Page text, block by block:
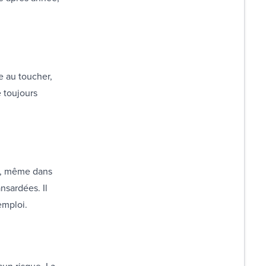
au toucher,
toujours
, même dans
Il